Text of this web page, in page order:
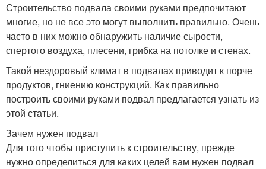
Строительство подвала своими руками предпочитают
многие, но не все это могут выполнить правильно. Очень
часто в них можно обнаружить наличие сырости,
спертого воздуха, плесени, грибка на потолке и стенах.
Такой нездоровый климат в подвалах приводит к порче
продуктов, гниению конструкций. Как правильно
построить своими руками подвал предлагается узнать из
этой статьи.
Зачем нужен подвал
Для того чтобы приступить к строительству, прежде
нужно определиться для каких целей вам нужен подвал